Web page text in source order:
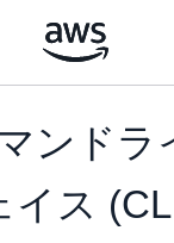
ンドラ
イス